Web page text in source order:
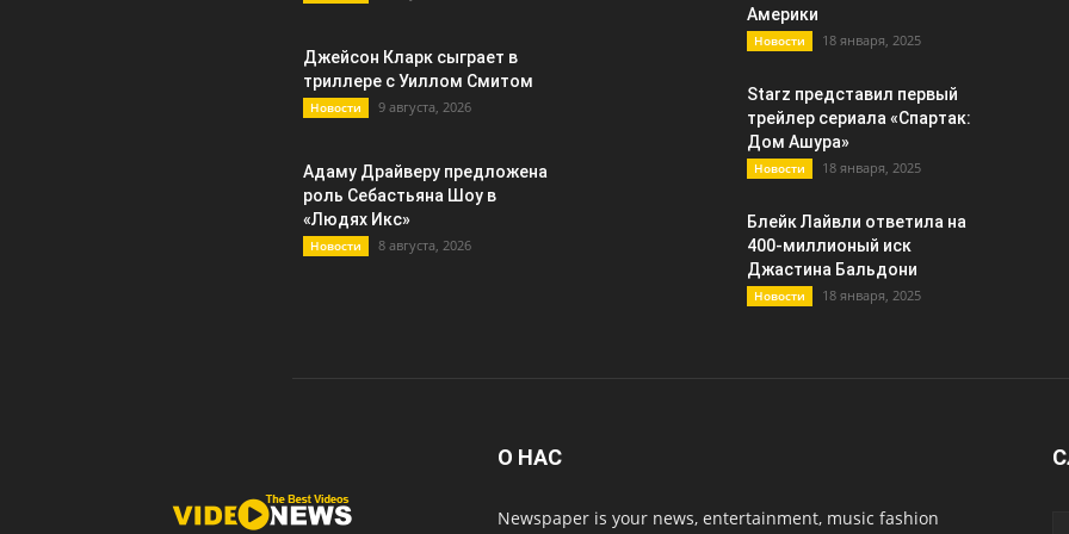
Джейсон Кларк сыграет в
триллере с Уиллом Смитом
Новости 9 августа, 2026
Адаму Драйверу предложена
роль Себастьяна Шоу в
«Людях Икс»
Новости 8 августа, 2026
Америки
Новости 18 января, 2025
Starz представил первый
трейлер сериала «Спартак:
Дом Ашура»
Новости 18 января, 2025
Блейк Лайвли ответила на
400-миллионый иск
Джастина Бальдони
Новости 18 января, 2025
О НАС
Newspaper is your news, entertainment, music fashion